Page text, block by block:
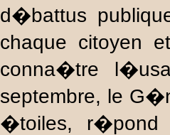
d�battus
chaque citoyen
conna�tre
septembre, le
�toiles, r�pond